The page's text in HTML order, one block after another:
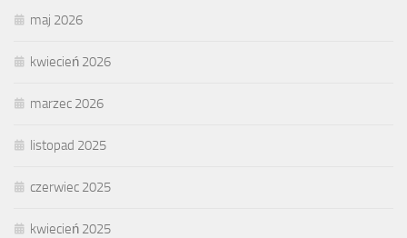
maj 2026
kwiecień 2026
marzec 2026
listopad 2025
czerwiec 2025
kwiecień 2025